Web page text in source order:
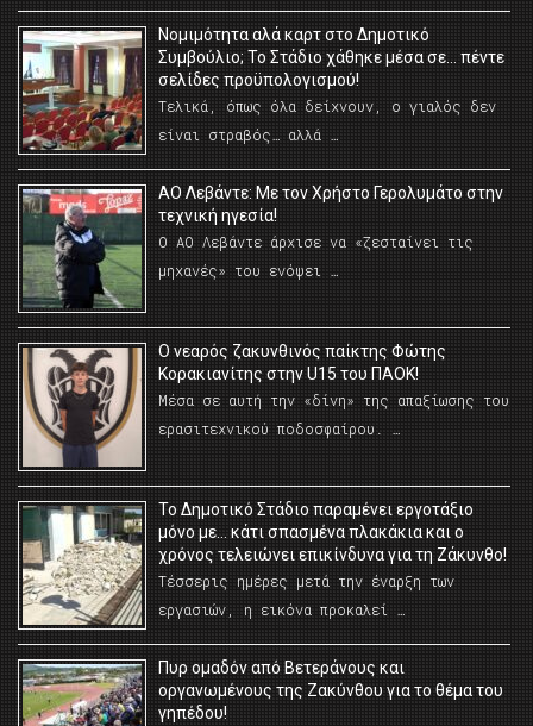
Νομιμότητα αλά καρτ στο Δημοτικό
Συμβούλιο; Το Στάδιο χάθηκε μέσα σε… πέντε
σελίδες προϋπολογισμού!
Τελικά, όπως όλα δείχνουν, ο γιαλός δεν
είναι στραβός… αλλά …
ΑΟ Λεβάντε: Με τον Χρήστο Γερολυμάτο στην
τεχνική ηγεσία!
Ο ΑΟ Λεβάντε άρχισε να «ζεσταίνει τις
μηχανές» του ενόψει …
O νεαρός ζακυνθινός παίκτης Φώτης
Κορακιανίτης στην U15 του ΠΑΟΚ!
Μέσα σε αυτή την «δίνη» της απαξίωσης του
ερασιτεχνικού ποδοσφαίρου. …
Το Δημοτικό Στάδιο παραμένει εργοτάξιο
μόνο με… κάτι σπασμένα πλακάκια και ο
χρόνος τελειώνει επικίνδυνα για τη Ζάκυνθο!
Τέσσερις ημέρες μετά την έναρξη των
εργασιών, η εικόνα προκαλεί …
Πυρ ομαδόν από Βετεράνους και
οργανωμένους της Ζακύνθου για το θέμα του
γηπέδου!